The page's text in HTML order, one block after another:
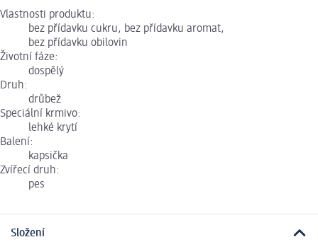
Vlastnosti produktu:
bez přídavku cukru, bez přídavku aromat,
bez přídavku obilovin
Životní fáze:
dospělý
Druh:
drůbež
Speciální krmivo:
lehké krytí
Balení:
kapsička
Zvířecí druh:
pes
Složení